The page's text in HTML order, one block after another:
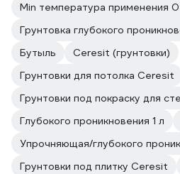
Min температура применения 0
Грунтовка глубокого
Бутыль
Ceresit (грунтовки)
Грунтовки для потолка Ceresit
Грунтовки под покраску для
Глубокого проникновения 1 л
Упрочняющая/глубокого
Грунтовки под плитку Ceresit